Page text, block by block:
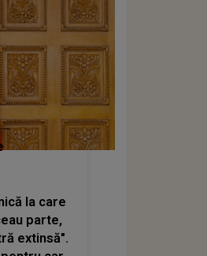
la care
parte,
extinsă".